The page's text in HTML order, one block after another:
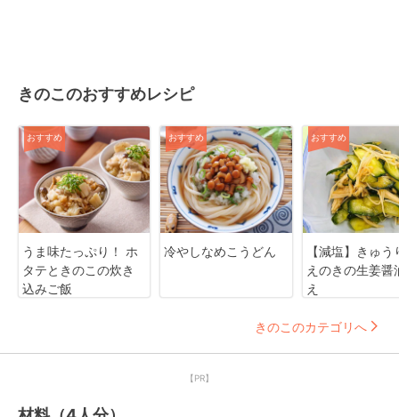
きのこのおすすめレシピ
おすすめ
うま味たっぷり！ ホ
タテときのこの炊き
込みご飯
おすすめ
冷やしなめこうどん
おすすめ
【減塩】きゅう
えのきの生姜醤
え
きのこのカテゴリへ
【PR】